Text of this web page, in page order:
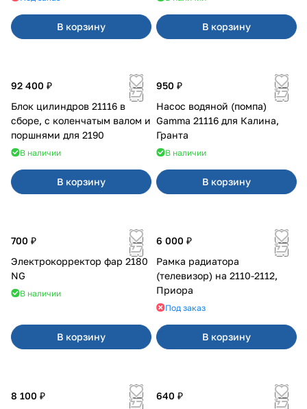
В корзину В корзину
92 400 ₽
Блок цилиндров 21116 в
сборе, с коленчатым валом и
поршнями для 2190
В наличии
В корзину
950 ₽
Насос водяной (помпа)
Gamma 21116 для Калина,
Гранта
В наличии
В корзину
700 ₽
Электрокорректор фар 2180
NG
В наличии
В корзину
6 000 ₽
Рамка радиатора
(телевизор) на 2110-2112,
Приора
Под заказ
В корзину
8 100 ₽
640 ₽